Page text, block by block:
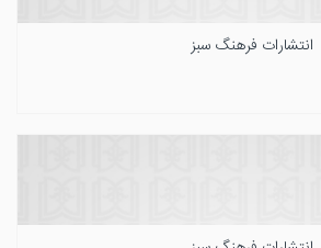
انتشارات فرهنگ سبز